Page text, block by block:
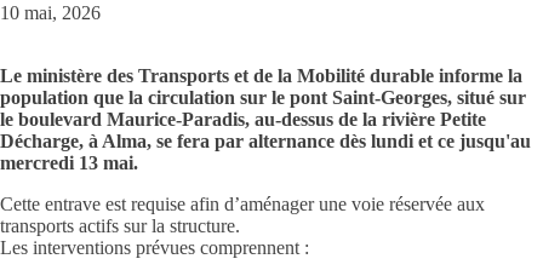
10 mai, 2026
Le ministère des Transports et de la Mobilité durable informe la
population que la circulation sur le pont Saint-Georges, situé sur
le boulevard Maurice-Paradis, au-dessus de la rivière Petite
Décharge, à Alma, se fera par alternance dès lundi et ce jusqu'au
mercredi 13 mai.
Cette entrave est requise afin d’aménager une voie réservée aux
transports actifs sur la structure.
Les interventions prévues comprennent :